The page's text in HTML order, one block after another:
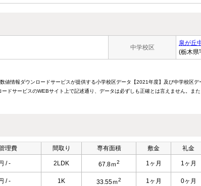
中学校区
泉が丘
(栃木県
値情報ダウンロードサービスが提供する小学校区データ【2021年度】及び中学校区
ドサービスのWEBサイト上で記述通り、データは必ずしも正確とは言えません。ま
理費 間取り 専有面積 敷金 礼金
/ - 2LDK 67.8ｍ2 1ヶ月 1ヶ月
/ - 1K 33.55ｍ2 1ヶ月 0ヶ月